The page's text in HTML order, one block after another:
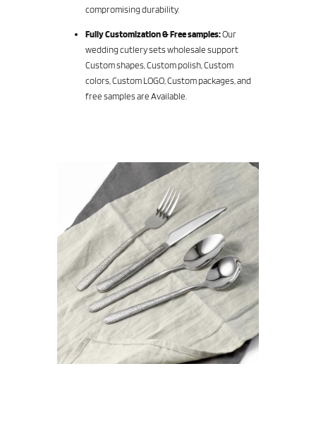
compromising durability.
Fully Customization & Free samples:Our
wedding cutlery sets wholesale support
Custom shapes, Custom polish, Custom
colors, Custom LOGO, Custom packages, and
free samples are Available.